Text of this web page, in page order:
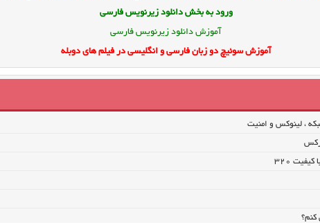
ورود به بخش دانلود زیرنویس فارسی
آموزش دانلود زیرنویس فارسی
آموزش سوئیچ دو زبان فارسی و انگلیسی در فیلم های دوبله
۳۲۰
کنم؟